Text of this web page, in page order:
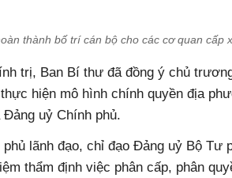
thành bố trí cán bộ cho các cơ quan cấp
trị, Ban Bí thư đã đồng ý chủ
hiện mô hình chính quyền địa
uỷ Chính phủ.
lãnh đạo, chỉ đạo Đảng uỷ Bộ Tư
thẩm định việc phân cấp, phân